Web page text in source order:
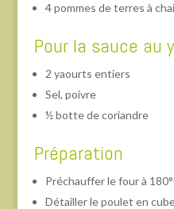
4 pommes de terres à
Pour la sauce au
2 yaourts entiers
Sel, poivre
½ botte de coriandre
Préparation
Préchauffer le four à
Détailler le poulet en